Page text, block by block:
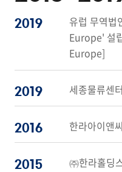
2019
유럽 무역
Europe' 설
Europe]
2019 세종물류센
2016 한라아이앤
2015 ㈜한라홀딩